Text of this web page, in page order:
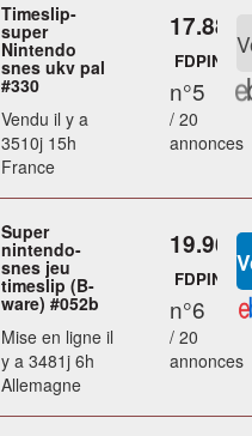
Timeslip-
super
Nintendo
snes ukv pal
#330
Vendu il y a
3510j 15h
France
17.88 €
FDPIN
n°5
/ 20
annonces
Super
nintendo-
snes jeu
timeslip (B-
ware) #052b
Mise en ligne il
y a 3481j 6h
Allemagne
19.96 €
FDPIN
n°6
/ 20
annonces